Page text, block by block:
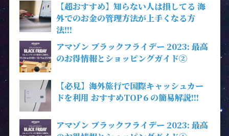
【超おすすめ】知らない人は損してる 海
外でのお金の管理方法が上手くなる方
法!!!
アマゾン ブラックフライデー 2023: 最高
のお得情報とショッピングガイド②
【必見】海外旅行で国際キャッシュカー
ドを利用 おすすめTOP６の簡易解説!!!
アマゾン ブラックフライデー 2023: 最高